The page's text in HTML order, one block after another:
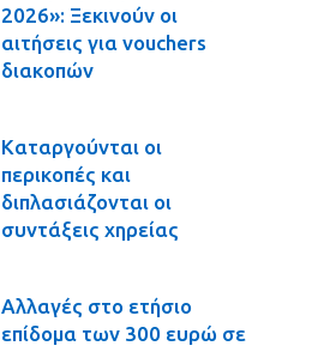
2026»: Ξεκινούν οι
αιτήσεις για vouchers
διακοπών
Καταργούνται οι
περικοπές και
διπλασιάζονται οι
συντάξεις χηρείας
Αλλαγές στο ετήσιο
επίδομα των 300 ευρώ σε